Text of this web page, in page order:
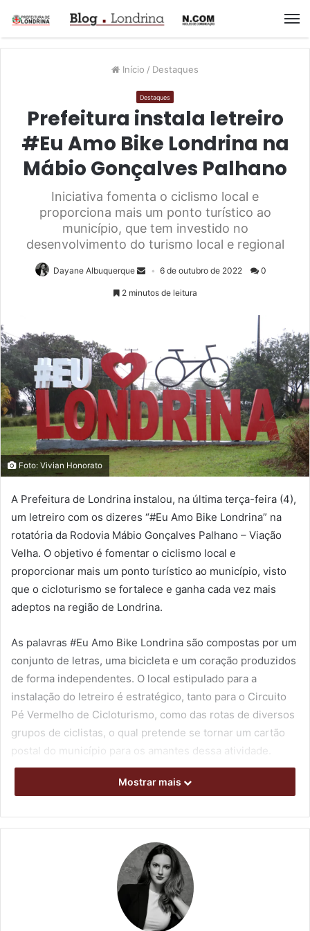
Início / Destaques
Destaques
Prefeitura instala letreiro
#Eu Amo Bike Londrina na
Mábio Gonçalves Palhano
Iniciativa fomenta o ciclismo local e
proporciona mais um ponto turístico ao
município, que tem investido no
desenvolvimento do turismo local e regional
Dayane Albuquerque 6 de outubro de 2022 0
2 minutos de leitura
Foto: Vivian Honorato
A Prefeitura de Londrina instalou, na última terça-feira (4),
um letreiro com os dizeres “#Eu Amo Bike Londrina” na
rotatória da Rodovia Mábio Gonçalves Palhano – Viação
Velha. O objetivo é fomentar o ciclismo local e
proporcionar mais um ponto turístico ao município, visto
que o cicloturismo se fortalece e ganha cada vez mais
adeptos na região de Londrina.
As palavras #Eu Amo Bike Londrina são compostas por um
conjunto de letras, uma bicicleta e um coração produzidos
de forma independentes. O local estipulado para a
instalação do letreiro é estratégico, tanto para o Circuito
Pé Vermelho de Cicloturismo, como das rotas de diversos
grupos de ciclistas, o qual pretende se tornar um cartão
postal do município para os amantes dessa atividade.
Foto: Emerson Dias/Arquivo
Mostrar mais